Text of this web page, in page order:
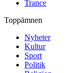
Trance
Toppämnen
Nyheter
Kultur
Sport
Politik